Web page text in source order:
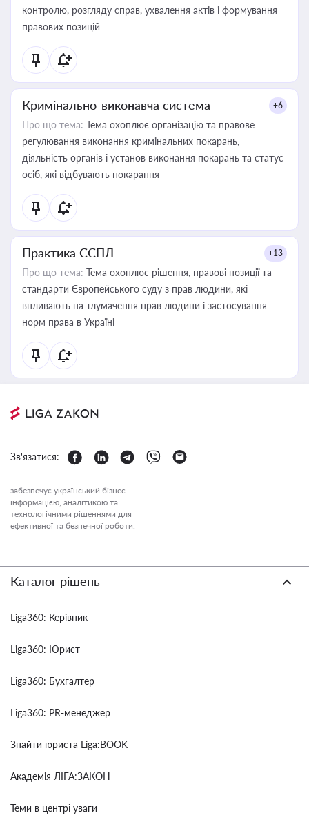
контролю, розгляду справ, ухвалення актів і формування
правових позицій
Кримінально-виконавча система +6
Про що тема: Тема охоплює організацію та правове
регулювання виконання кримінальних покарань,
діяльність органів і установ виконання покарань та статус
осіб, які відбувають покарання
Практика ЄСПЛ +13
Про що тема: Тема охоплює рішення, правові позиції та
стандарти Європейського суду з прав людини, які
впливають на тлумачення прав людини і застосування
норм права в Україні
Зв'язатися:
забезпечує український бізнес
інформацією, аналітикою та
технологічними рішеннями для
ефективної та безпечної роботи.
Каталог рішень
Liga360: Керівник
Liga360: Юрист
Liga360: Бухгалтер
Liga360: PR-менеджер
Знайти юриста Liga:BOOK
Академія ЛІГА:ЗАКОН
Теми в центрі уваги